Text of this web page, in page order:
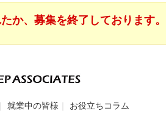
か、募集を終了しております。
就業中の皆様 お役立ちコラム